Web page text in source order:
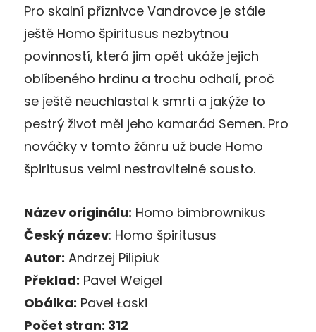
Pro skalní příznivce Vandrovce je stále
ještě Homo špiritusus nezbytnou
povinností, která jim opět ukáže jejich
oblíbeného hrdinu a trochu odhalí, proč
se ještě neuchlastal k smrti a jakýže to
pestrý život měl jeho kamarád Semen. Pro
nováčky v tomto žánru už bude Homo
špiritusus velmi nestravitelné sousto.
Název originálu: Homo bimbrownikus
Český název: Homo špiritusus
Autor: Andrzej Pilipiuk
Překlad: Pavel Weigel
Obálka: Pavel Łaski
Počet stran: 312